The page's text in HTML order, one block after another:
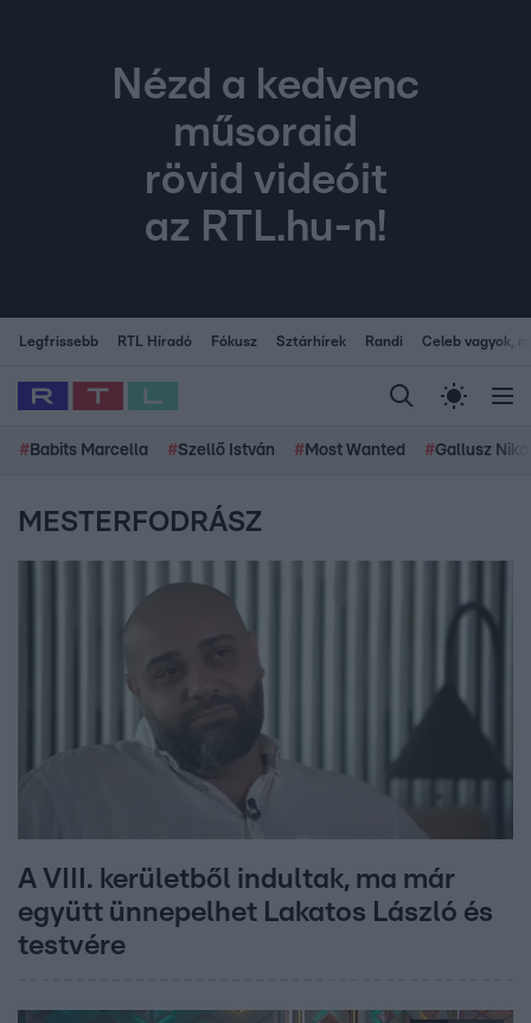
Nézd a kedvenc
műsoraid
rövid videóit
az RTL.hu-n!
Legfrissebb RTL Híradó Fókusz Sztárhírek Randi Celeb vagyok,
# Babits Marcella #Szellő István # Most Wanted #Gallusz
MESTERFODRÁSZ
A VIII. kerületből indultak, ma már
együtt ünnepelhet Lakatos László és
testvére